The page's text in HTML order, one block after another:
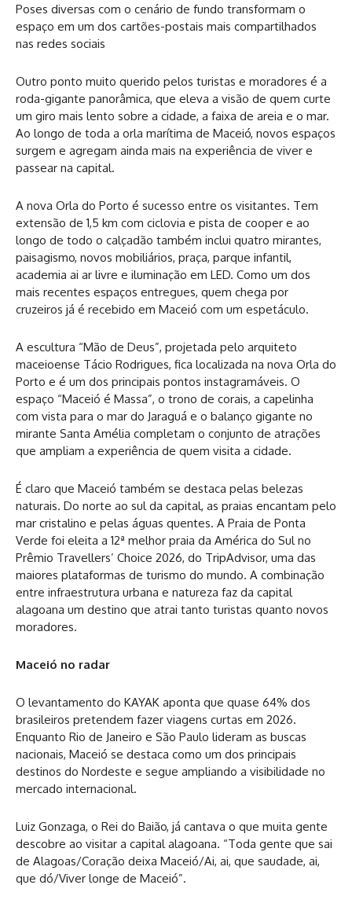
Poses diversas com o cenário de fundo transformam o
espaço em um dos cartões-postais mais compartilhados
nas redes sociais
Outro ponto muito querido pelos turistas e moradores é a
roda-gigante panorâmica, que eleva a visão de quem curte
um giro mais lento sobre a cidade, a faixa de areia e o mar.
Ao longo de toda a orla marítima de Maceió, novos espaços
surgem e agregam ainda mais na experiência de viver e
passear na capital.
A nova Orla do Porto é sucesso entre os visitantes. Tem
extensão de 1,5 km com ciclovia e pista de cooper e ao
longo de todo o calçadão também inclui quatro mirantes,
paisagismo, novos mobiliários, praça, parque infantil,
academia ai ar livre e iluminação em LED. Como um dos
mais recentes espaços entregues, quem chega por
cruzeiros já é recebido em Maceió com um espetáculo.
A escultura “Mão de Deus”, projetada pelo arquiteto
maceioense Tácio Rodrigues, fica localizada na nova Orla do
Porto e é um dos principais pontos instagramáveis. O
espaço “Maceió é Massa”, o trono de corais, a capelinha
com vista para o mar do Jaraguá e o balanço gigante no
mirante Santa Amélia completam o conjunto de atrações
que ampliam a experiência de quem visita a cidade.
É claro que Maceió também se destaca pelas belezas
naturais. Do norte ao sul da capital, as praias encantam pelo
mar cristalino e pelas águas quentes. A Praia de Ponta
Verde foi eleita a 12ª melhor praia da América do Sul no
Prêmio Travellers’ Choice 2026, do TripAdvisor, uma das
maiores plataformas de turismo do mundo. A combinação
entre infraestrutura urbana e natureza faz da capital
alagoana um destino que atrai tanto turistas quanto novos
moradores.
Maceió no radar
O levantamento do KAYAK aponta que quase 64% dos
brasileiros pretendem fazer viagens curtas em 2026.
Enquanto Rio de Janeiro e São Paulo lideram as buscas
nacionais, Maceió se destaca como um dos principais
destinos do Nordeste e segue ampliando a visibilidade no
mercado internacional.
Luiz Gonzaga, o Rei do Baião, já cantava o que muita gente
descobre ao visitar a capital alagoana. “Toda gente que sai
de Alagoas/Coração deixa Maceió/Ai, ai, que saudade, ai,
que dó/Viver longe de Maceió”.